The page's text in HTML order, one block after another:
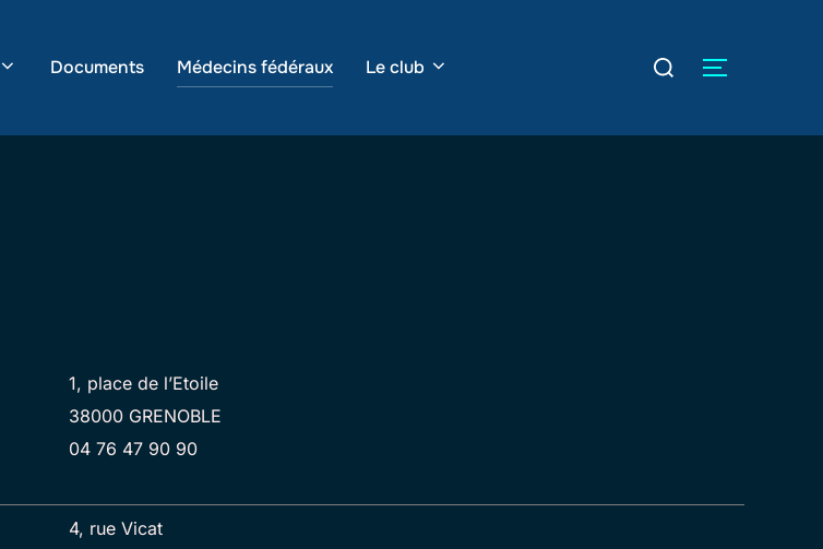
Documents Médecins fédéraux Le club
Rechercher :
1, place de l’Etoile
38000 GRENOBLE
04 76 47 90 90
4, rue Vicat